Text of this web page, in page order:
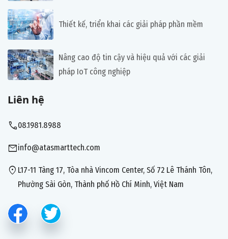
Liên hệ
call08.1981.8988
mailinfo@atasmarttech.com
location_on L17-11 Tàng 17, Tòa nhà Vincom Center, Số 72 Lê Thánh Tôn,
Phường Sài Gòn, Thành phố Hồ Chí Minh, Việt Nam
Thiết kế, triển khai các giải pháp phần mềm
Nâng cao độ tin cậy và hiệu quả với các giải
pháp IoT công nghiệp